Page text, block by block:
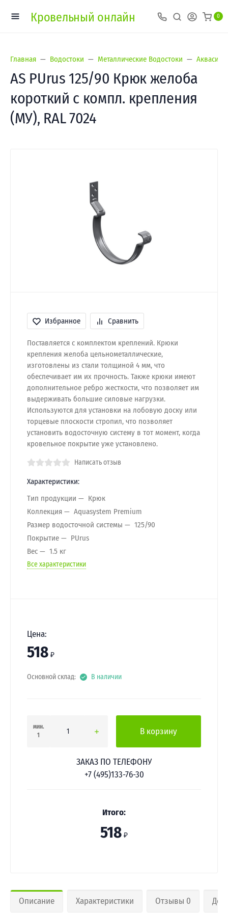
Кровельный онлайн 0
Главная Водостоки Металлические Водостоки
AS PUrus 125/90 Крюк желоба
короткий с компл. крепления
(МУ), RAL 7024
Избранное Сравнить
Поставляется с комплектом креплений. Крюки
крепления желоба цельнометаллические,
изготовлены из стали толщиной 4 мм, что
обеспечивает им их прочность. Также крюки имеют
дополнительное ребро жесткости, что позволяет им
выдерживать большие силовые нагрузки.
Используются для установки на лобовую доску или
торцевые плоскости стропил, что позволяет
установить водосточную систему в тот момент, когда
кровельное покрытие уже установлено.
Написать отзыв
Характеристики:
Тип продукции
Крюк
Коллекция
Aquasystem Premium
Размер водосточной системы
125/90
Покрытие
PUrus
Вес
1.5 кг
Все характеристики
Цена:
518 ₽
Основной склад: В наличии
мин.
1
В корзину
ЗАКАЗ ПО ТЕЛЕФОНУ
+7 (495)133-76-30
Итого:
518 ₽
Описание Характеристики Отзывы 0